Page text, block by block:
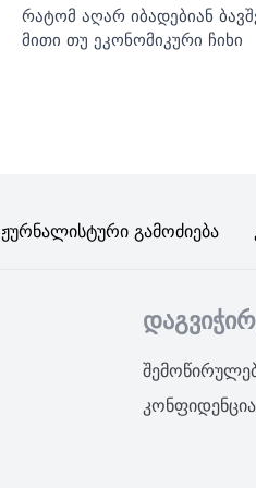
რატომ აღარ იბადებიან
მითი თუ ეკონომიკური ჩიხი
Ჟურნალისტური Გამოძიება